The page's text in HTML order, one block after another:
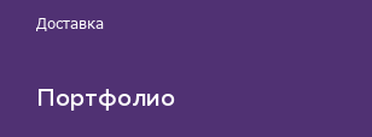
Доставка
Портфолио